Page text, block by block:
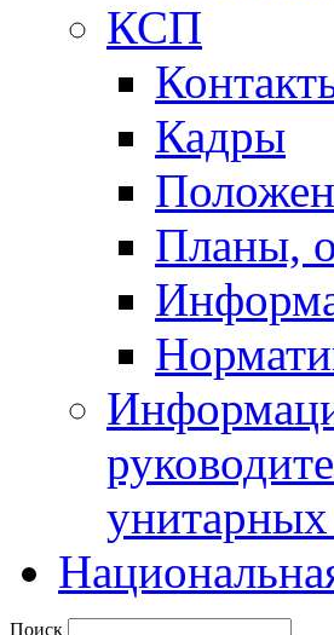
КСП
Кадры
Планы,
Поиск